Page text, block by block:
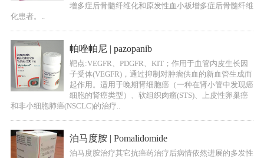
增多症后骨髓纤维化和原发性血小板增多症后骨髓纤维
化患者。..
帕唑帕尼 | pazopanib
靶点:VEGFR、PDGFR、KIT；作用于血管内皮生长因
子受体(VEGFR)，通过抑制对肿瘤供血的新血管生成而
起作用。适用于晚期肾细胞癌（一种在肾小管中发现癌
细胞的肾癌类型）、软组织肉瘤(STS)、上皮性卵巢癌
和非小细胞肺癌(NSCLC)的治疗..
泊马度胺 | Pomalidomide
泊马度胺治疗其它抗癌药治疗后病情依然进展的多发性